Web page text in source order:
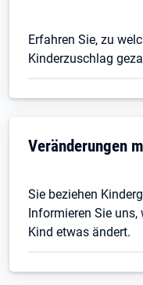
Erfahren Sie, zu
Kinderzuschlag
Veränderungen
Sie beziehen
Informieren Sie uns,
Kind etwas ändert.